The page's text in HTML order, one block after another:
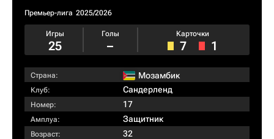
Премьер-лига 2025/2026
Игры
25
Голы
–
Карточки
7 1
Страна: Мозамбик
Клуб: Сандерленд
Номер: 17
Амплуа: Защитник
Возраст: 32